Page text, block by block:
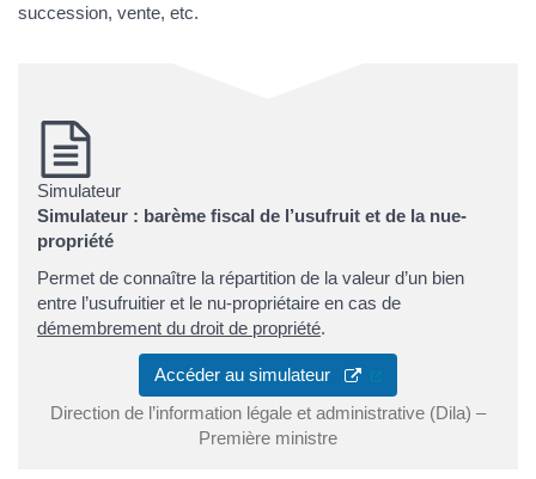
succession, vente, etc.
Simulateur
Simulateur : barème fiscal de l’usufruit et de la nue-
propriété
Permet de connaître la répartition de la valeur d’un bien
entre l’usufruitier et le nu-propriétaire en cas de
démembrement du droit de propriété.
Accéder au simulateur
(ouverture dans un
Direction de l’information légale et administrative (Dila) –
Première ministre